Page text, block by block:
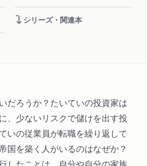
シリーズ・関連本
だろうか？たいていの投資家は
、少ないリスクで儲けを出す投
いの従業員が転職を繰り返して
国を築く人がいるのはなぜか？
したことは、自分や自分の家族